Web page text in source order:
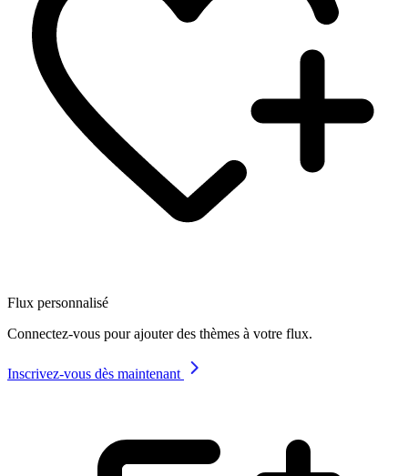
Flux personnalisé
Connectez-vous pour ajouter des thèmes à votre flux.
Inscrivez-vous dès maintenant